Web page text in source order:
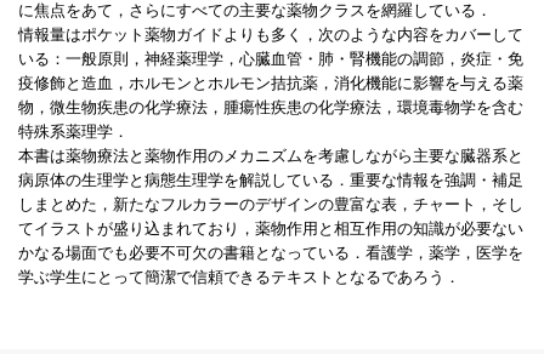
に焦点をあて，さらにすべての主要な薬物クラスを網羅している．
情報量はポケット薬物ガイドよりも多く，次のような内容をカバーして
いる：一般原則，神経薬理学，心臓血管・肺・腎機能の調節，炎症・免
疫修飾と造血，ホルモンとホルモン拮抗薬，消化機能に影響を与える薬
物，微生物疾患の化学療法，腫瘍性疾患の化学療法，環境毒物学を含む
特殊系薬理学．
本書は薬物療法と薬物作用のメカニズムを考慮しながら主要な臓器系と
病原体の生理学と病態生理学を解説している．重要な情報を強調・補足
しまとめた，新たなフルカラーのデザインの豊富な表，チャート，そし
てイラストが盛り込まれており，薬物作用と相互作用の知識が必要ない
かなる場面でも必要不可欠の書籍となっている．看護学，薬学，医学を
学ぶ学生にとって簡潔で信頼できるテキストとなるであろう．